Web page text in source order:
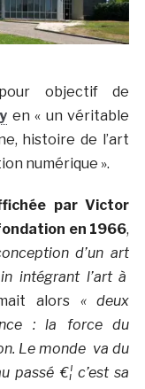
objectif de
en « un véritable
histoire de l’art
numérique ».
par Victor
en 1966,
d’un art
intégrant l’art à
alors « deux
: la force du
Le monde va du
passé €¦ c’est sa